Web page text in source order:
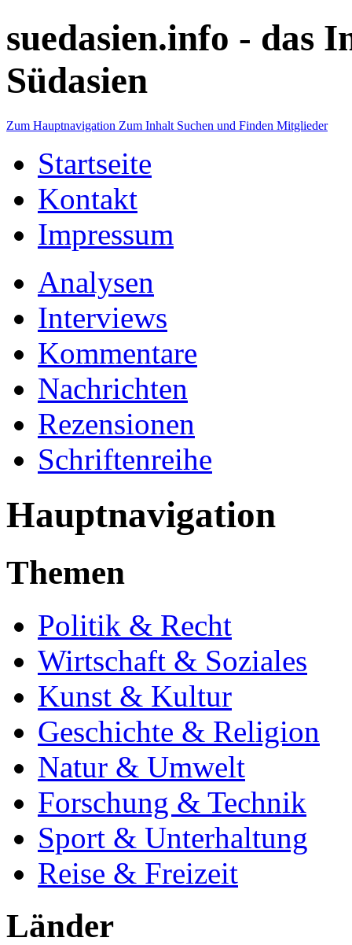
suedasien.info - das
Südasien
Zum Hauptnavigation Zum Inhalt Suchen und Finden Mitglieder
Startseite
Kontakt
Impressum
Analysen
Interviews
Kommentare
Nachrichten
Rezensionen
Schriftenreihe
Hauptnavigation
Themen
Politik & Recht
Wirtschaft & Soziales
Kunst & Kultur
Geschichte & Religion
Natur & Umwelt
Forschung & Technik
Sport & Unterhaltung
Reise & Freizeit
Länder